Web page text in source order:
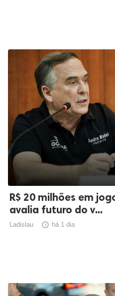
R$ 20 milhões em
avalia futuro do v...
Ladislau  há 1 dia